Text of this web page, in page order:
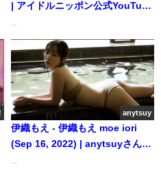
| アイドルニッポン公式YouTube
anytsuy
伊織もえ - 伊織もえ moe iori
(Sep 16, 2022) | anytsuyさんよ